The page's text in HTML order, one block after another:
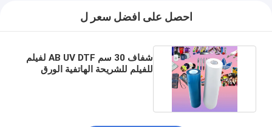
احصل على افضل سعر ل
شفاف 30 سم AB UV DTF لفيلم
للفيلم للشريحة الهاتفية الورق